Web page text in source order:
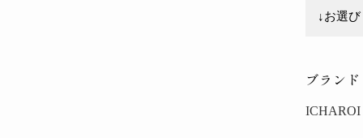
ブランド
ICHAROI